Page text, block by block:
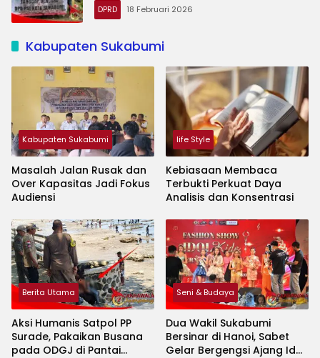
DPRD 18 Februari 2026
Kabupaten Sukabumi
Kabupaten Sukabumi
Masalah Jalan Rusak dan
Over Kapasitas Jadi Fokus
Audiensi
life Style
Kebiasaan Membaca
Terbukti Perkuat Daya
Analisis dan Konsentrasi
Berita Utama
Aksi Humanis Satpol PP
Surade, Pakaikan Busana
pada ODGJ di Pantai
Seni & Budaya
Dua Wakil Sukabumi
Bersinar di Hanoi, Sabet
Gelar Bergengsi Ajang Idol